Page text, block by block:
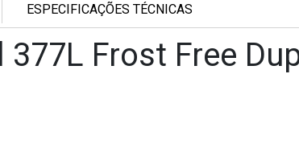
ESPECIFICAÇÕES TÉCNICAS
377L Frost Free